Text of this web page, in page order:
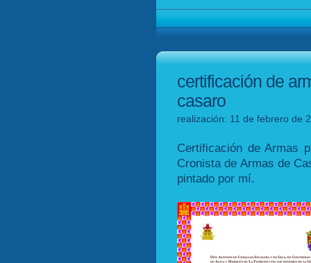
certificación de
casaro
realización: 11 de febrero de
Certificación de Armas
Cronista de Armas de
pintado por mí.